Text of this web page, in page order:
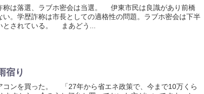
は落選、ラブホ密会は当選。 伊東市民は良識があり前橋
。学歴詐称は市長としての適格性の問題。ラブホ密会は下半
とされている。 まあどう...
宿り
ンを買った。 「27年から省エネ政策で、今まで10万くら